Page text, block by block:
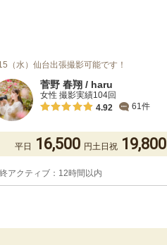
（水）仙台出張撮影可能です！
菅野 春翔 / haru
女性 撮影実績104回
4.92
61件
平日 16,500 円土日祝 19,800
アクティブ：12時間以内